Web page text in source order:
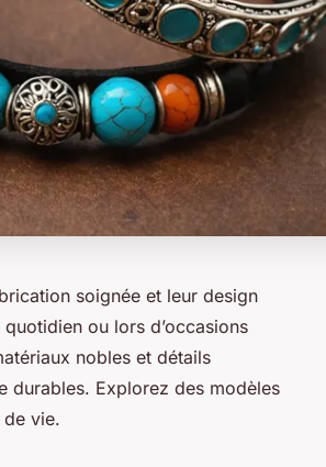
soignée et leur design
ou lors d’occasions
nobles et détails
durables. Explorez des modèles
de vie.